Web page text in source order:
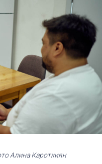
Алина Кароткиян